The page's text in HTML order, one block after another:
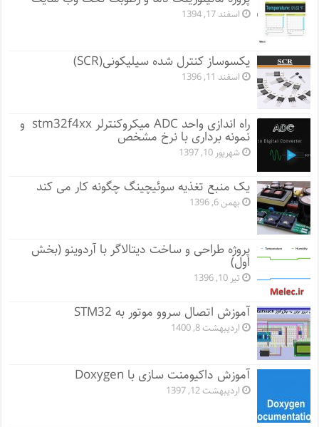
اسفند 17, 1394
یکسوساز کنترل شده سیلیکونی(SCR)
اسفند 11, 1396
راه اندازی واحد ADC میکروکنترلر stm32f4xx و
نمونه برداری با نرخ مشخص
شهریور 10, 1397
یک منبع تغذیه سوئیچینگ چگونه کار می کند
بهمن 6, 1396
پروژه طراحی و ساخت دیتالاگر با آردوینو (بخش
اول)
تیر 10, 1396
آموزش اتصال سروو موتور به STM32
اردیبهشت 8, 1400
آموزش داکیومنت سازی با Doxygen
اردیبهشت 12, 1397